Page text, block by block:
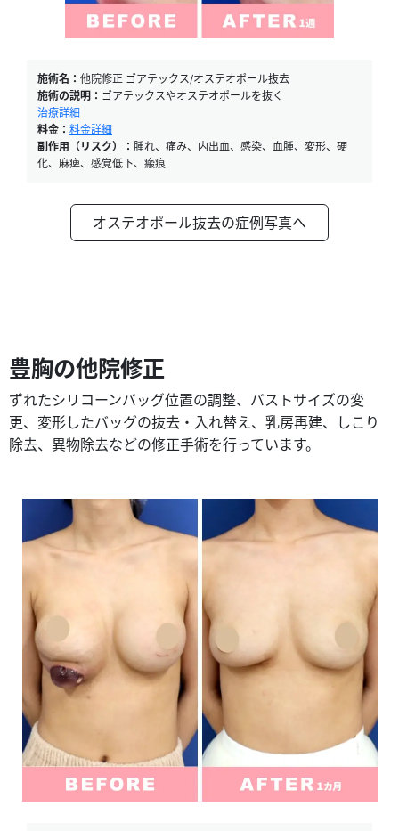
施術名： 他院修正 ゴアテックス/オステオポール抜去
施術の説明： ゴアテックスやオステオポールを抜く
治療詳細
料金： 料金詳細
副作用（リスク）： 腫れ、痛み、内出血、感染、血腫、変形、硬
化、麻痺、感覚低下、瘢痕
オステオポール抜去の症例写真へ
豊胸の他院修正
ずれたシリコーンバッグ位置の調整、バストサイズの変
更、変形したバッグの抜去・入れ替え、乳房再建、しこり
除去、異物除去などの修正手術を行っています。